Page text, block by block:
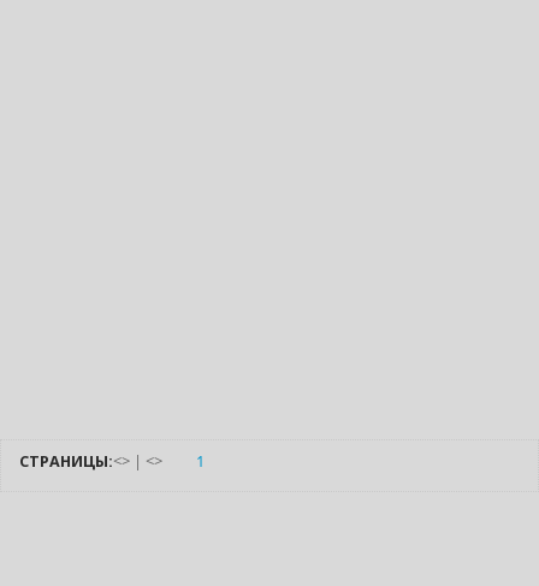
СТРАНИЦЫ:<> | <> 1